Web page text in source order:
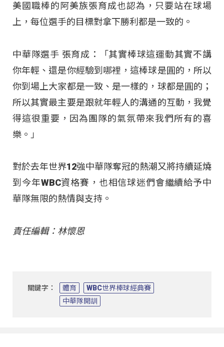
美國職棒的阿美族張育成也認為，只要站在球場
上，每位選手的目標對拿下勝利都是一致的。
中華隊選手 張育成：「其實棒球這運動其實不講
你年輕、還是你經驗到哪裡，這棒球是圓的，所以
你到場上大家都是一致、是一樣的，球都是圓的；
所以其實最主要是跟就年輕人的溝通的互動，我覺
得這很重要，因為團隊的氣氛帶來我們所有的喜
樂。」
對於去年世界12強中華隊奪冠的熱潮又將持續延燒
到今年WBC資格賽，也相信球迷們會繼續給予中
華隊無限的熱情與支持。
責任編輯：林懷恩
關鍵字： 體育
WBC世界棒球經典賽
中華隊開訓